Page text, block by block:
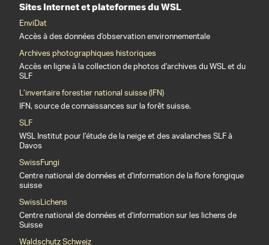
Sites Internet et plateformes du WSL
EnviDat
Accès à des données d'observation environnementale
Archives photographiques historiques
Accès en ligne à la collection de photos d'archives du WSL et du
SLF
L’inventaire forestier national suisse (IFN)
IFN, source de connaissances sur la forêt suisse.
SLF
WSL Institut pour l’étude de la neige et des avalanches SLF à
Davos
SwissFungi
Centre national de données et d'information de la flore fongique
suisse
SwissLichens
Centre national de données et d'information sur les lichens de
Suisse